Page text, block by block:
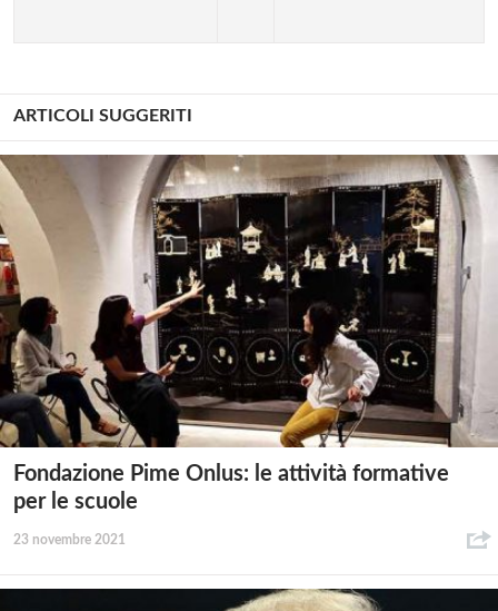
ARTICOLI SUGGERITI
Fondazione Pime Onlus: le attività formative
per le scuole
23 novembre 2021